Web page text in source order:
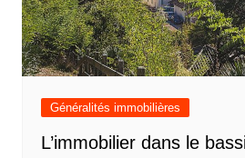
Généralités immobilières
L’immobilier dans le